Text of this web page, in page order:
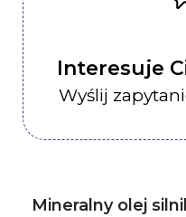
Interesuje
Wyślij
Mineralny olej